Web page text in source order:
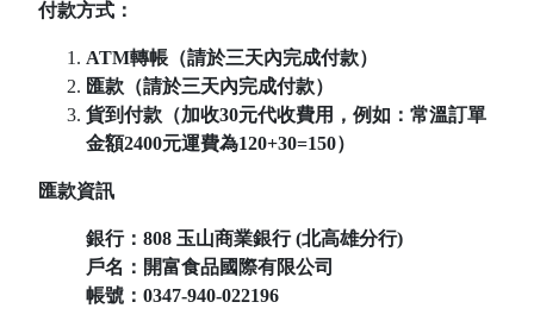
付款方式：
ATM轉帳（請於三天內完成付款）
匯款（請於三天內完成付款）
貨到付款（加收30元代收費用，例如：常溫訂單
金額2400元運費為120+30=150）
匯款資訊
銀行：808 玉山商業銀行 (北高雄分行)
戶名：開富食品國際有限公司
帳號： 0347-940-022196